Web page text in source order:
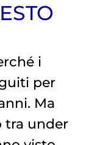
i
per
Ma
tra under